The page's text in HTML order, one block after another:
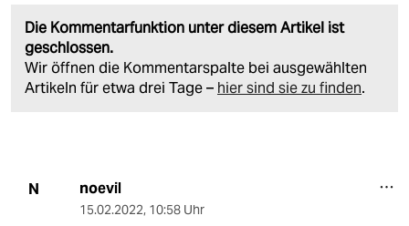
Die Kommentarfunktion unter diesem Artikel ist
geschlossen.
Wir öffnen die Kommentarspalte bei ausgewählten
Artikeln für etwa drei Tage – hier sind sie zu finden.
N noevil
15.02.2022, 10:58 Uhr